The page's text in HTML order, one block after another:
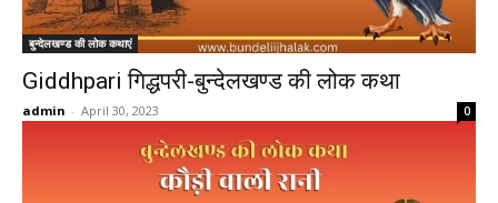
बुन्देलखण्ड की लोक कथाएं
Giddhpari गिद्धपरी-बुन्देलखण्ड की लोक कथा
admin - April 30, 2023 0